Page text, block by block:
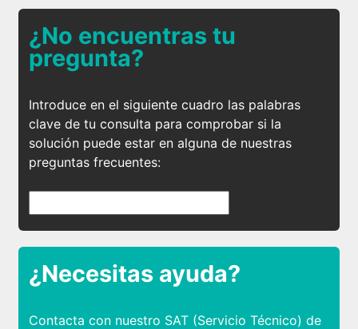
¿No encuentras tu
pregunta?
Introduce en el siguiente cuadro las palabras
clave de tu consulta para comprobar si la
solución puede estar en alguna de nuestras
preguntas frecuentes:
¿Necesitas ayuda?
Contacta con nuestro SAT (Servicio Técnico) de